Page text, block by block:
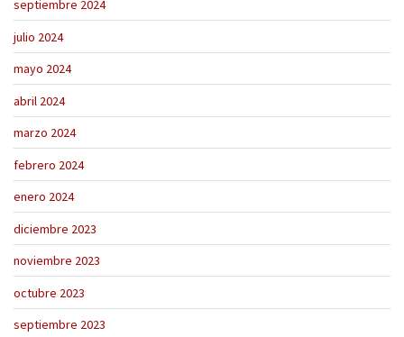
septiembre 2024
julio 2024
mayo 2024
abril 2024
marzo 2024
febrero 2024
enero 2024
diciembre 2023
noviembre 2023
octubre 2023
septiembre 2023